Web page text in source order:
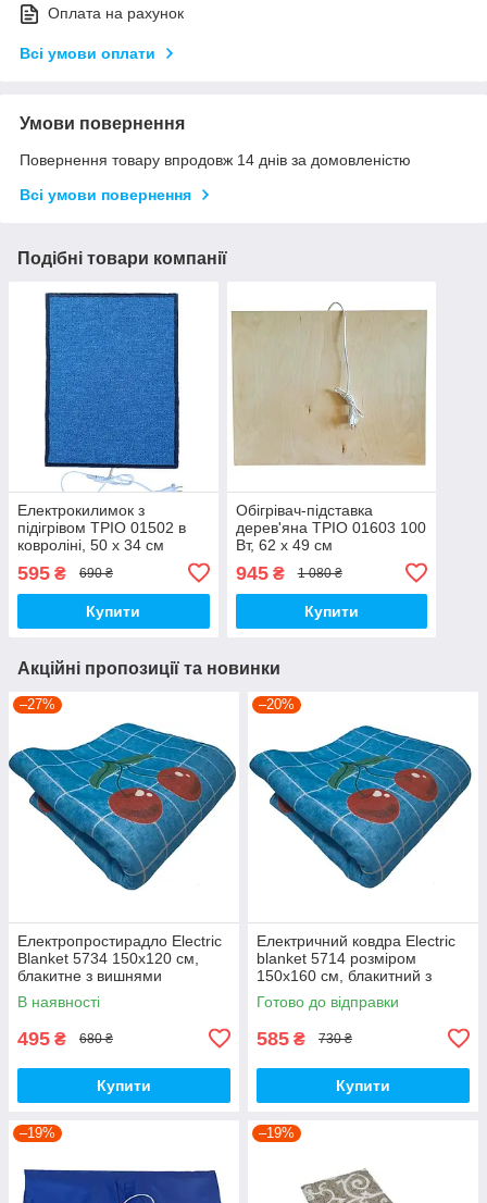
Оплата на рахунок
Всі умови оплати
Умови повернення
Повернення товару впродовж 14 днів за домовленістю
Всі умови повернення
Подібні товари компанії
Електрокилимок з
підігрівом ТРІО 01502 в
ковроліні, 50 х 34 см
595 ₴ 690 ₴
Купити
Обігрівач-підставка
дерев'яна ТРІО 01603 100
Вт, 62 х 49 см
945₴ 1 080 ₴
Купити
Акційні пропозиції та новинки
–27%
Електропростирадло Electric
Blanket 5734 150х120 см,
блакитне з вишнями
В наявності
495 ₴ 680 ₴
Купити
–20%
Електричний ковдра Electric
blanket 5714 розміром
150х160 см, блакитний з
вишнями.
Готово до відправки
585 ₴ 730 ₴
Купити
–19% –19%